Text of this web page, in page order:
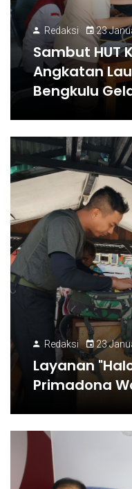
Redaksi 23
Sambut HUT
Angkatan
Bengkulu
Redaksi 23
Layanan
Primadona